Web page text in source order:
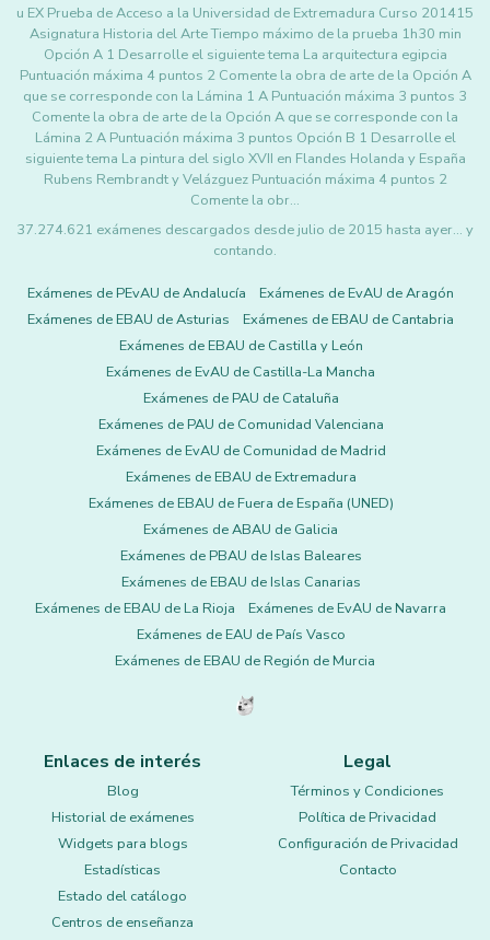
u EX Prueba de Acceso a la Universidad de Extremadura Curso 201415
Asignatura Historia del Arte Tiempo máximo de la prueba 1h30 min
Opción A 1 Desarrolle el siguiente tema La arquitectura egipcia
Puntuación máxima 4 puntos 2 Comente la obra de arte de la Opción A
que se corresponde con la Lámina 1 A Puntuación máxima 3 puntos 3
Comente la obra de arte de la Opción A que se corresponde con la
Lámina 2 A Puntuación máxima 3 puntos Opción B 1 Desarrolle el
siguiente tema La pintura del siglo XVII en Flandes Holanda y España
Rubens Rembrandt y Velázguez Puntuación máxima 4 puntos 2
Comente la obr…
37.274.621 exámenes descargados desde julio de 2015 hasta ayer... y
contando.
Exámenes de PEvAU de Andalucía
Exámenes de EvAU de Aragón
Exámenes de EBAU de Asturias
Exámenes de EBAU de Cantabria
Exámenes de EBAU de Castilla y León
Exámenes de EvAU de Castilla-La Mancha
Exámenes de PAU de Cataluña
Exámenes de PAU de Comunidad Valenciana
Exámenes de EvAU de Comunidad de Madrid
Exámenes de EBAU de Extremadura
Exámenes de EBAU de Fuera de España (UNED)
Exámenes de ABAU de Galicia
Exámenes de PBAU de Islas Baleares
Exámenes de EBAU de Islas Canarias
Exámenes de EBAU de La Rioja
Exámenes de EvAU de Navarra
Exámenes de EAU de País Vasco
Exámenes de EBAU de Región de Murcia
Enlaces de interés
Blog
Historial de exámenes
Widgets para blogs
Estadísticas
Estado del catálogo
Centros de enseñanza
Legal
Términos y Condiciones
Política de Privacidad
Configuración de Privacidad
Contacto